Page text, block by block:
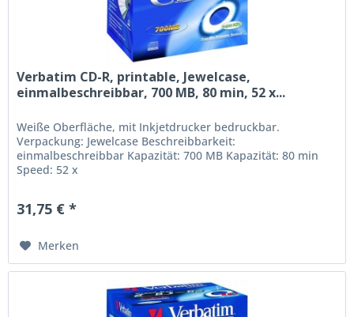
Verbatim CD-R, printable, Jewelcase,
einmalbeschreibbar, 700 MB, 80 min, 52 x...
Weiße Oberfläche, mit Inkjetdrucker bedruckbar.
Verpackung: Jewelcase Beschreibbarkeit:
einmalbeschreibbar Kapazität: 700 MB Kapazität: 80 min
Speed: 52 x
31,75 € *
Merken